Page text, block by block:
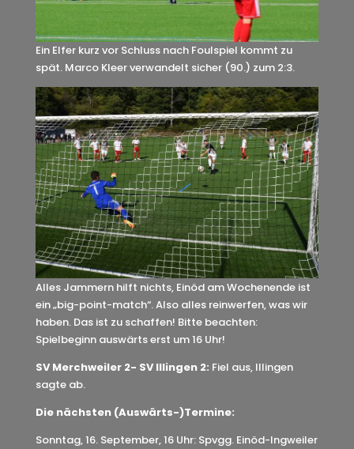
Ein Elfer kurz vor Schluss nach Foulspiel kommt zu
spät. Marco Kleer verwandelt sicher (90.) zum 2:3.
Alles Jammern hilft nichts, Einöd am Wochenende ist
ein „big-point-match“. Also alles reinwerfen, was wir
haben. Das ist zu schaffen! Bitte beachten:
Spielbeginn auswärts erst um 16 Uhr!
SV Merchweiler 2- SV Illingen 2: Fiel aus, Illingen
sagte ab.
Die nächsten (Auswärts-)Termine:
Sonntag, 16. September, 16 Uhr: Spvgg. Einöd-Ingweiler